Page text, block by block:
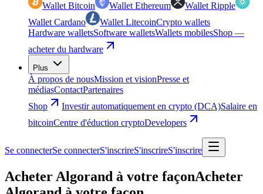
Wallet Bitcoin Wallet Ethereum
Wallet Ripple
Wallet Cardano
Wallet LitecoinCrypto wallets
Hardware walletsSoftware walletsWallets mobilesShop —
acheter du hardware
Plus
À propos de nousMission et visionPresse et
médiasContactPartenaires
Shop
Investir automatiquement en crypto (DCA)Salaire en
bitcoinCentre d'éduction cryptoDevelopers
Se connecterSe connecterS'inscrireS'inscrireS'inscrire
Acheter Algorand à votre façonAcheter